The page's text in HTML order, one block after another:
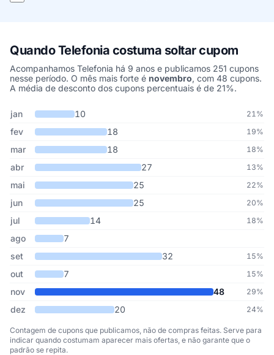
Quando Telefonia costuma soltar cupom
Acompanhamos Telefonia há 9 anos e publicamos 251 cupons
nesse período. O mês mais forte é novembro, com 48 cupons.
A média de desconto dos cupons percentuais é de 21%.
Cupons de Telefonia publicados por mês, somando os últimos 9
Mês Cupons publicados
jan 10 21%
fev 18 19%
mar 18 18%
abr 27 13%
mai 25 22%
jun 25 20%
jul 14 18%
ago
7
set
32 15%
out 7 15%
nov 48 29%
dez 20 24%
Contagem de cupons que publicamos, não de compras feitas. Serve para
indicar quando costumam aparecer mais ofertas, e não garante que o
padrão se repita.